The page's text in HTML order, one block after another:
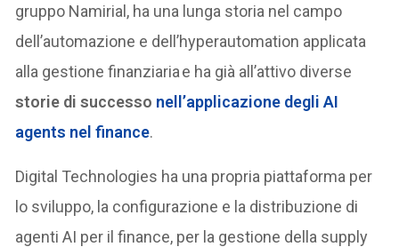
gruppo Namirial, ha una lunga storia nel campo
dell’automazione e dell’hyperautomation applicata
alla gestione finanziaria e ha già all’attivo diverse
storie di successo nell’applicazione degli AI
agents nel finance.
Digital Technologies ha una propria piattaforma per
lo sviluppo, la configurazione e la distribuzione di
agenti AI per il finance, per la gestione della supply